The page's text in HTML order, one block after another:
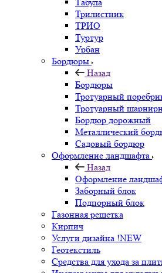
Трилистник
ТРИО
Туртур
Урбан
Бордюры
Назад
Бордюры
Тротуарный
Тротуарный
Бордюр дорожный
Металлический
Садовый бордюр
Оформление ландшафта
Назад
Оформление
Заборный блок
Подпорный блок
Газонная решетка
Кирпич
Услуги дизайна !NEW
Геотекстиль
Средства для ухода за